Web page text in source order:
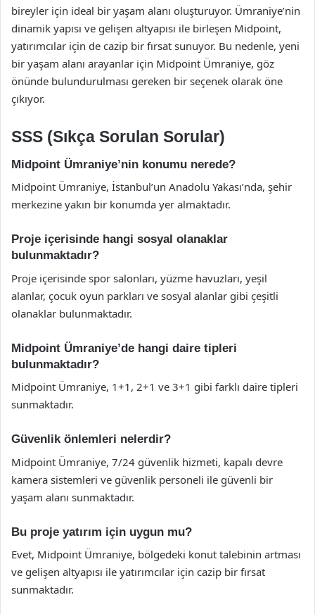
bireyler için ideal bir yaşam alanı oluşturuyor. Ümraniye’nin
dinamik yapısı ve gelişen altyapısı ile birleşen Midpoint,
yatırımcılar için de cazip bir fırsat sunuyor. Bu nedenle, yeni
bir yaşam alanı arayanlar için Midpoint Ümraniye, göz
önünde bulundurulması gereken bir seçenek olarak öne
çıkıyor.
SSS (Sıkça Sorulan Sorular)
Midpoint Ümraniye’nin konumu nerede?
Midpoint Ümraniye, İstanbul’un Anadolu Yakası’nda, şehir
merkezine yakın bir konumda yer almaktadır.
Proje içerisinde hangi sosyal olanaklar
bulunmaktadır?
Proje içerisinde spor salonları, yüzme havuzları, yeşil
alanlar, çocuk oyun parkları ve sosyal alanlar gibi çeşitli
olanaklar bulunmaktadır.
Midpoint Ümraniye’de hangi daire tipleri
bulunmaktadır?
Midpoint Ümraniye, 1+1, 2+1 ve 3+1 gibi farklı daire tipleri
sunmaktadır.
Güvenlik önlemleri nelerdir?
Midpoint Ümraniye, 7/24 güvenlik hizmeti, kapalı devre
kamera sistemleri ve güvenlik personeli ile güvenli bir
yaşam alanı sunmaktadır.
Bu proje yatırım için uygun mu?
Evet, Midpoint Ümraniye, bölgedeki konut talebinin artması
ve gelişen altyapısı ile yatırımcılar için cazip bir fırsat
sunmaktadır.